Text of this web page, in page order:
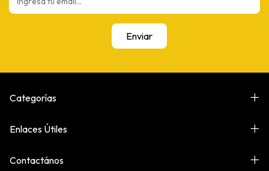
Categorías
Enlaces Útiles
Contactános